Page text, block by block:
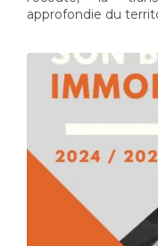
approfondie du